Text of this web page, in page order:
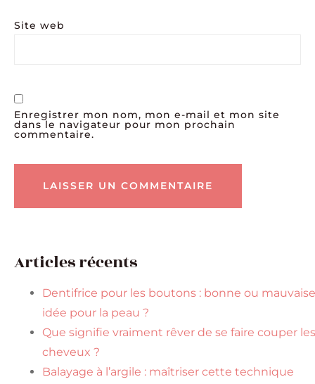
Site web
Enregistrer mon nom, mon e-mail et mon site
dans le navigateur pour mon prochain
commentaire.
Articles récents
Dentifrice pour les boutons : bonne ou mauvaise
idée pour la peau ?
Que signifie vraiment rêver de se faire couper les
cheveux ?
Balayage à l’argile : maîtriser cette technique